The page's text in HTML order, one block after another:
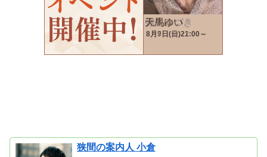
狭間の案内人 小倉